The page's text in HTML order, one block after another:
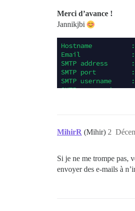
Merci d’avance !
Jannikjbi
MihirR (Mihir) 2
Si je ne me trompe pas,
envoyer des e-mails à